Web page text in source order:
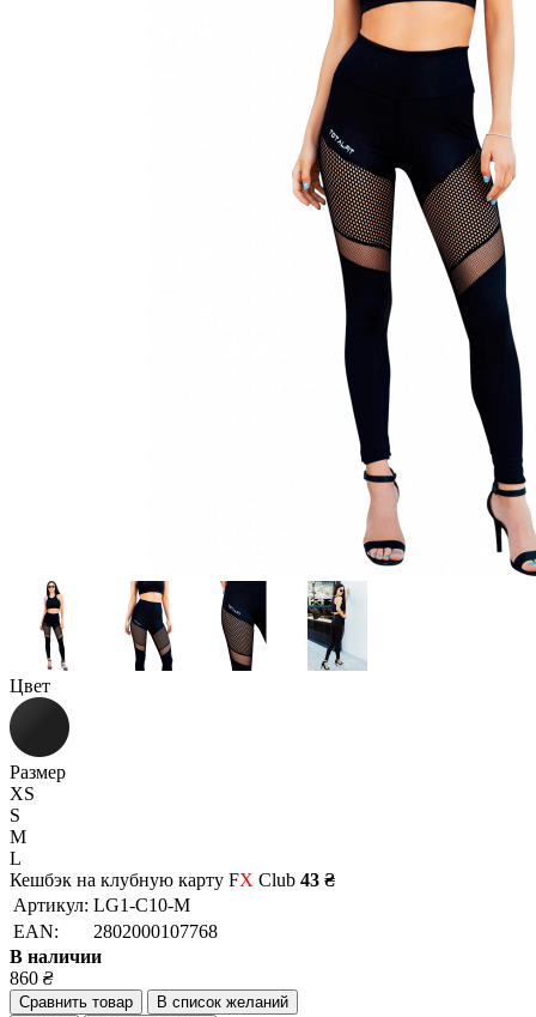
Цвет
Размер
XS
S
M
L
Кешбэк на клубную карту FX Club 43 ₴
Артикул: LG1-C10-M
EAN:
2802000107768
В наличии
860 ₴
Сравнить товар
В список желаний